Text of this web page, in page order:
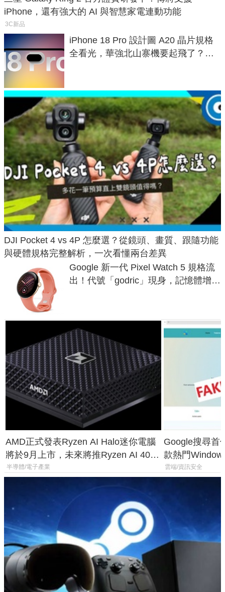
iPhone，還有強大的 AI 與智慧家電連動功能
3C新品
iPhone 18 Pro 設計圖 A20 晶片規格
全看光，華強北山寨機要起飛了？專
DJI Pocket 4 vs 4P 怎麼選？從鏡頭、畫質、跟隨功能
與硬體規格完整解析，一次看懂兩台差異
Google 新一代 Pixel Watch 5 規格流
出！代號「godric」現身，記憶體增強
AMD正式發表Ryzen AI Halo迷你電腦
將於9月上市，未來將推Ryzen AI 400
Max系列處理器與對應升級版
半導體/電子產業
Google搜尋首
款熱門
機
雲端/資訊安全